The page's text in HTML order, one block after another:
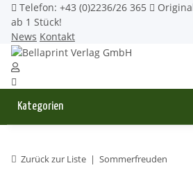
Telefon: +43 (0)2236/26 365
ab 1 Stück!
News Kontakt
Kategorien
Zurück zur Liste Sommerfreuden